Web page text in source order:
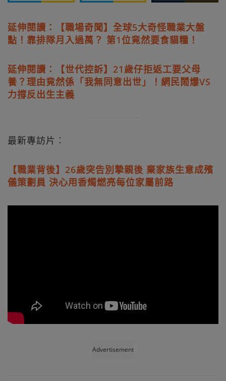
延伸閱讀：【職場奇聞】全球5大奇怪職業大盤
點！靠排隊月入過萬？ 第1位竟然要食貓糧！
延伸閱讀：【世代控訴】21歲仔拒返工要父母
養？理由竟然係「我無同意出世」！網民鬧爆VS
力撐反出生主義
最新專訪片︰
【職業背後】26歲突告別摯親後 棄家族生意成殯
儀策劃員 決心用香燭燃亮每位家屬前路
Advertisement